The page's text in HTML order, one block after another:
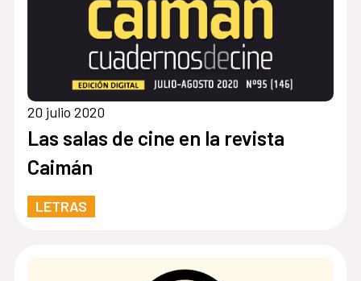
20 julio 2020
Las salas de cine en la revista
Caimán
LETRAS